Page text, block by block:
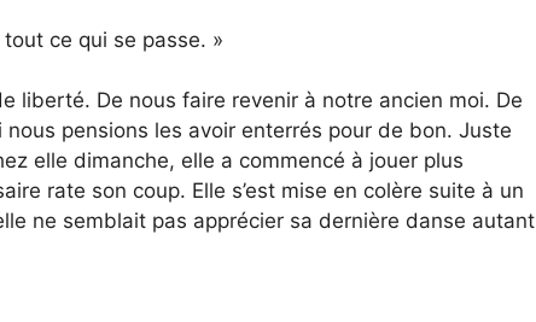
ce qui se passe. »
liberté. De nous faire revenir à notre ancien moi. De
pensions les avoir enterrés pour de bon. Juste
elle dimanche, elle a commencé à jouer plus
rate son coup. Elle s’est mise en colère suite à un
ne semblait pas apprécier sa dernière danse autant